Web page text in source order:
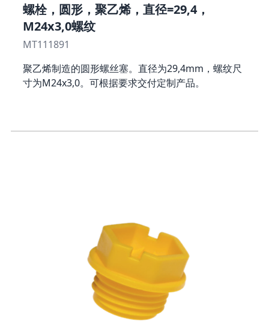
螺栓，圆形，聚乙烯，直径=29,4，
M24x3,0螺纹
MT111891
聚乙烯制造的圆形螺丝塞。直径为29,4mm，螺纹尺
寸为M24x3,0。可根据要求交付定制产品。